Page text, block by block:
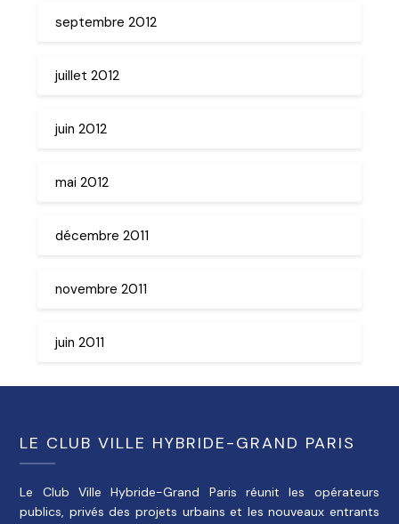
septembre 2012
juillet 2012
juin 2012
mai 2012
décembre 2011
novembre 2011
juin 2011
LE CLUB VILLE HYBRIDE-GRAND PARIS
Le Club Ville Hybride-Grand Paris réunit les opérateurs
publics, privés des projets urbains et les nouveaux entrants